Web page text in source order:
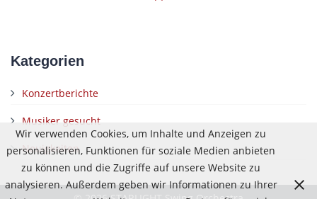
Kategorien
Konzertberichte
Musiker gesucht
Neuigkeiten
Wir verwenden Cookies, um Inhalte und Anzeigen zu
personalisieren, Funktionen für soziale Medien anbieten
zu können und die Zugriffe auf unsere Website zu
analysieren. Außerdem geben wir Informationen zu Ihrer